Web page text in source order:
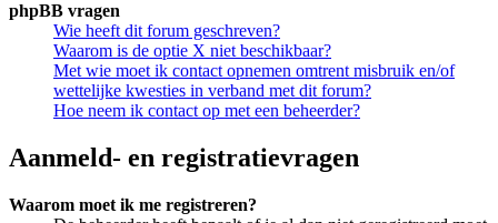
phpBB vragen
Wie heeft dit forum geschreven?
Waarom is de optie X niet beschikbaar?
Met wie moet ik contact opnemen omtrent misbruik en/of
wettelijke kwesties in verband met dit forum?
Hoe neem ik contact op met een beheerder?
Aanmeld- en registratievragen
Waarom moet ik me registreren?